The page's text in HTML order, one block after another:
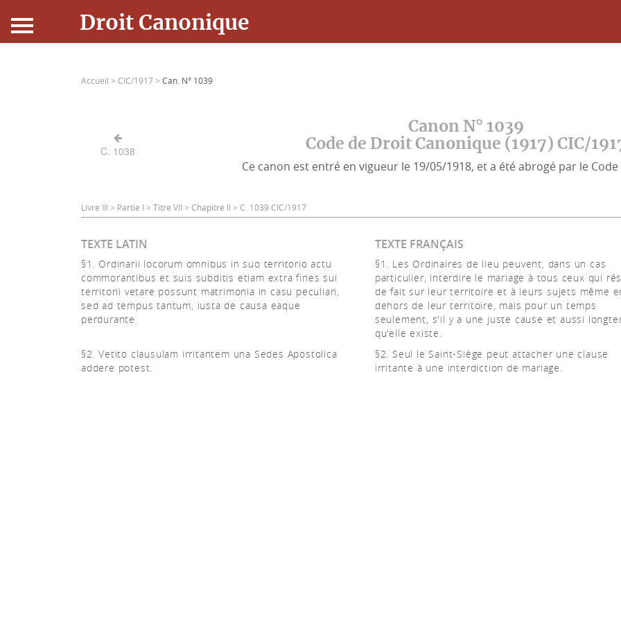
Droit Canonique
Connexion
Accueil > CIC/1917 > Can. N° 1039
C. 1038
Canon N° 1039
Code de Droit Canonique (1917) CIC/
Ce canon est entré en vigueur le 19/05/1918, et a été abrogé par le
Livre III > Partie I > Titre VII > Chapitre II > C. 1039 CIC/1917
TEXTE LATIN TEXTE FRANÇAIS
§1. Ordinarii locorum omnibus in suo territorio actu
commorantibus et suis subditis etiam extra fines sui
territorii vetare possunt matrimonia in casu peculiari,
sed ad tempus tantum, iusta de causa eaque
perdurante.
§1. Les Ordinaires de lieu peuvent, dans un cas
particulier, interdire le mariage à tous ceux qui
de fait sur leur territoire et à leurs sujets même
dehors de leur territoire, mais pour un temps
seulement, s'il y a une juste cause et aussi
qu'elle existe.
§2. Vetito clausulam irritantem una Sedes Apostolica
addere potest.
§2. Seul le Saint-Siège peut attacher une clause
irritante à une interdiction de mariage.